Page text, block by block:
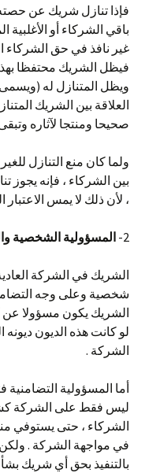
فإذا تنازل شريك عن
باقي الشركاء أو الأغلبية
غير نافذ في حق الشركاء
فيظل الشريك محتفظا
ويظل المتنازل له
العلاقة بين الشريك
صحيحا ومنتجا لآثاره
ولما كان منع التنازل
بين الشركاء ، فإنه
، لأن ذلك لا يمس
2- المسؤولية الشخصية
الشريك في الشركة
شخصية وعلى وجه
الشريك يكون مسؤولا عن
لو كانت هذه الديون
الشركة .
أما المسؤولية التضامنية
ليس فقط على الشركة
الشركاء ، حتى يستوفي
في مواجهة الشركة .
بالتنفيذ بحق أي شريك